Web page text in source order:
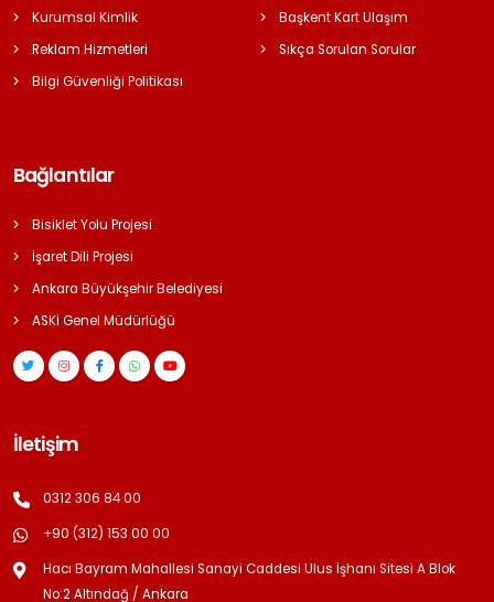
Kurumsal Kimlik
Reklam Hizmetleri
Bilgi Güvenliği Politikası
Başkent Kart Ulaşım
Sıkça Sorulan Sorular
Bağlantılar
Bisiklet Yolu Projesi
İşaret Dili Projesi
Ankara Büyükşehir Belediyesi
ASKİ Genel Müdürlüğü
İletişim
0312 306 84 00
+90 (312) 153 00 00
Hacı Bayram Mahallesi Sanayi Caddesi Ulus İşhanı Sitesi A Blok
No:2 Altındağ / Ankara